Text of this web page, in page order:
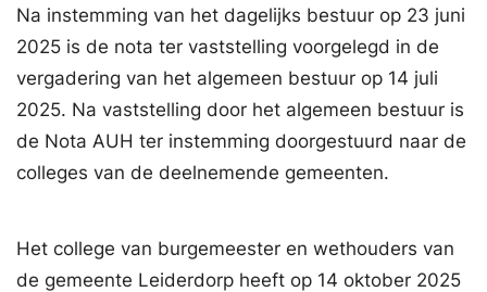
Na instemming van het dagelijks bestuur op 23 juni
2025 is de nota ter vaststelling voorgelegd in de
vergadering van het algemeen bestuur op 14 juli
2025. Na vaststelling door het algemeen bestuur is
de Nota AUH ter instemming doorgestuurd naar de
colleges van de deelnemende gemeenten.
Het college van burgemeester en wethouders van
de gemeente Leiderdorp heeft op 14 oktober 2025